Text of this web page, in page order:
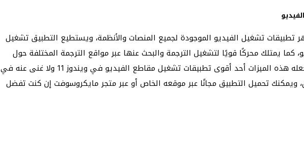
تطبيقات تشغيل الفيديو الموجودة لجميع المنصات والأنظمة، ويستطيع التطبيق تشغيل
كما يمتلك محركًا قويًا لتشغيل الترجمة والبحث عنها عبر مواقع الترجمة المختلفة حول
العالم من جميع اللغات، وتجعله هذه الميزات أحد أقوى تطبيقات تشغيل مقاطع الفيديو في ويندوز 11 ولا غنى عنه في
تحميل التطبيق مجانًا عبر موقعه الخاص أو عبر متجر مايكروسوفت إن كنت تفضل